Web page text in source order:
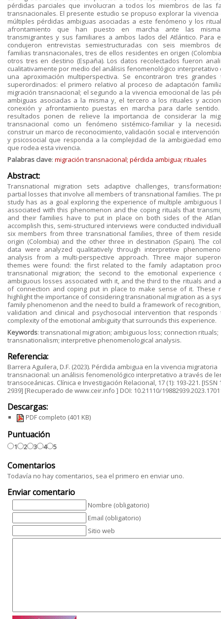
pérdidas parciales que involucran a todos los miembros de las
transnacionales. El presente estudio se propuso explorar la vivencia
múltiples pérdidas ambiguas asociadas a este fenómeno y los
afrontamiento que han puesto en marcha ante las
transmigrantes y sus familiares a ambos lados del Atlántico. Para
condujeron entrevistas semiestructuradas con seis miembros
familias transnacionales, tres de ellos residentes en origen
otros tres en destino (España). Los datos recolectados fueron
cualitativamente por medio del análisis fenomenológico interpretativo
una aproximación multiperspectiva. Se encontraron tres grandes
superordinados: el primero relativo al proceso de adaptación
migración transnacional; el segundo a la vivencia emocional de las
ambiguas asociadas a la misma y, el tercero a los rituales y
conexión y afrontamiento puestas en marcha para darle sentido.
resultados ponen de relieve la importancia de considerar la
transnacional como un fenómeno sistémico-familiar y la
construir un marco de reconocimiento, validación social e intervención
y psicosocial que responda a la complejidad de la ambigüedad
que rodea esta vivencia.
Palabras clave: migración transnacional; pérdida ambigua; rituales
Abstract:
Transnational migration sets adaptive challenges,
partial losses that involve all members of transnational families. The
study has as a goal exploring the experience of multiple ambiguous
associated with this phenomenon and the coping rituals that
and their families have to put in place on both sides of the
accomplish this, semi-structured interviews were conducted
six members from three transnational families, three of them
origin (Colombia) and the other three in destination (Spain). The
data were analyzed qualitatively through interpretive
analysis from a multi-perspective approach. Three major
themes were found: the first related to the family adaptation
transnational migration; the second to the emotional experience
ambiguous losses associated with it, and the third to the rituals and
of connection and coping put in place to make sense of it. These
highlight the importance of considering transnational migration as a
family phenomenon and the need to build a framework of
validation and clinical and psychosocial intervention that responds
complexity of the emotional ambiguity that surrounds this experience.
Keywords: transnational migration; ambiguous loss; connection rituals;
transnationalism; interpretive phenomenological analysis.
Referencia:
Barrera Aguilera, D.F. (2023). Pérdida ambigua en la vivencia migratoria
transnacional: un análisis fenomenológico interpretativo a través de
transoceánicas. Clínica e Investigación Relacional, 17 (1): 193-221. [ISSN
2939] [Recuperado de www.ceir.info ] DOI: 10.21110/
Descargas:
PDF completo (401 KB)
Puntuación
1 2 3 4 5
Comentarios
Todavía no hay comentarios, sea el primero en enviar uno.
Enviar comentario
Nombre (obligatorio)
Email (obligatorio)
Sitio web